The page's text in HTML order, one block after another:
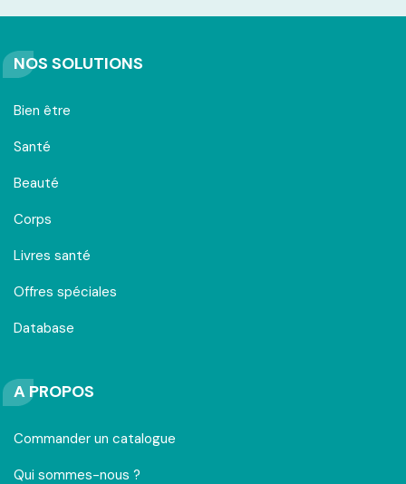
NOS SOLUTIONS
Bien être
Santé
Beauté
Corps
Livres santé
Offres spéciales
Database
A PROPOS
Commander un catalogue
Qui sommes-nous ?